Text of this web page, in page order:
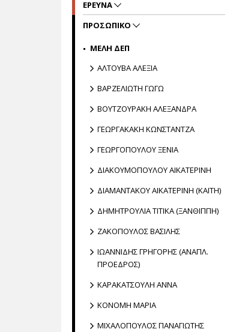
ΕΡΕΥΝΑ
ΠΡΟΣΩΠΙΚΟ
MΕΛΗ ΔΕΠ
ΑΛΤΟΥΒΑ ΑΛΕΞΙΑ
ΒΑΡΖΕΛΙΩΤΗ ΓΩΓΩ
ΒΟΥΤΖΟΥΡΑΚΗ ΑΛΕΞΑΝΔΡΑ
ΓΕΩΡΓΑΚΑΚΗ ΚΩΝΣΤΑΝΤΖΑ
ΓΕΩΡΓΟΠΟΥΛΟΥ ΞΕΝΙΑ
ΔΙΑΚΟΥΜΟΠΟΥΛΟΥ ΑΙΚΑΤΕΡΙΝΗ
ΔΙΑΜΑΝΤΑΚΟΥ ΑΙΚΑΤΕΡΙΝΗ (ΚΑΙΤΗ)
ΔΗΜΗΤΡΟΥΛΙΑ ΤΙΤΙΚΑ (ΞΑΝΘΙΠΠΗ)
ΖΑΚΟΠΟΥΛΟΣ ΒΑΣΙΛΗΣ
ΙΩΑΝΝΙΔΗΣ ΓΡΗΓΟΡΗΣ (ΑΝΑΠΛ.
ΠΡΟΕΔΡΟΣ)
ΚΑΡΑΚΑΤΣΟΥΛΗ ΑΝΝΑ
ΚΟΝΟΜΗ ΜΑΡΙΑ
ΜΙΧΑΛΟΠΟΥΛΟΣ ΠΑΝΑΓΙΩΤΗΣ